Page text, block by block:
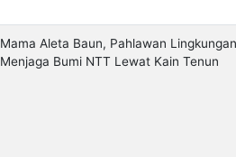
Mama Aleta Baun, Pahlawan
Menjaga Bumi NTT Lewat Kain Tenun